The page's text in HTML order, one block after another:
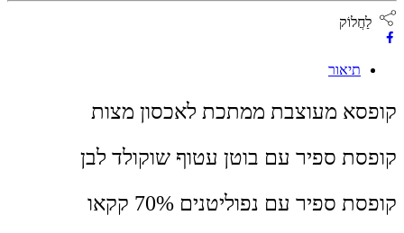
לַחֲלוֹק
תיאור
קופסא מעוצבת ממתכת לאכסון מצות
קופסת ספיר עם בוטן עטוף שוקולד לבן
קופסת ספיר עם נפוליטנים 70% קקאו